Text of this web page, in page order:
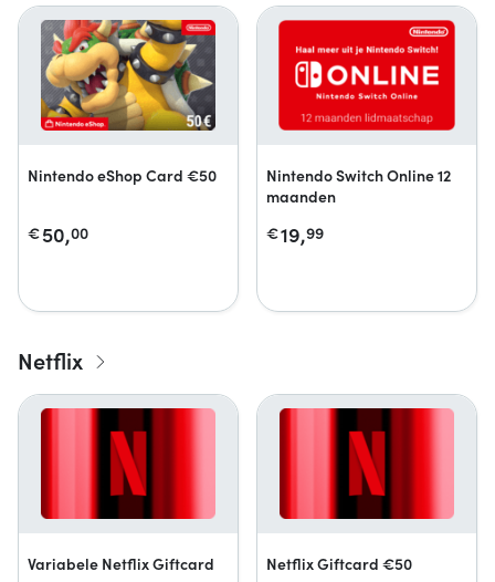
Nintendo eShop Card €50
€50,00
Nintendo Switch Online 12
maanden
€19,99
Netflix
Variabele Netflix Giftcard Netflix Giftcard €50